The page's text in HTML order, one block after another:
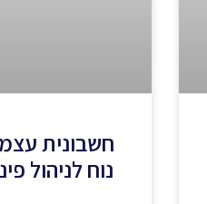
חשבונית
נוח לניהול